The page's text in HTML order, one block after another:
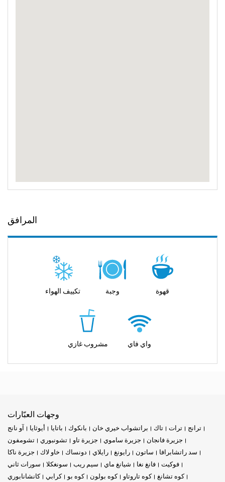
المرافق
تكييف الهواء وجبة قهوة
مشروب غازي واي فاي
وجهات العبّارات
آو نانج أيوثايا باتايا بانكوك براتشواب خيري خان تاك ترات
ترانج
تشومفون
تشونبوري جزيرة تاو جزيرة ساموي
جزيرة فانجان
جزيرة ناكا
خاو لاك دونساك رايلاي رايونغ ساتون
سد راتشابرافا
سورات ثاني
سونغكلا سيم ريب شيانغ ماي فانغ نغا
فوكيت
كانشانابوري
كرابي كوه بو كوه بولون كوه تاروتاو
كوه تشانغ